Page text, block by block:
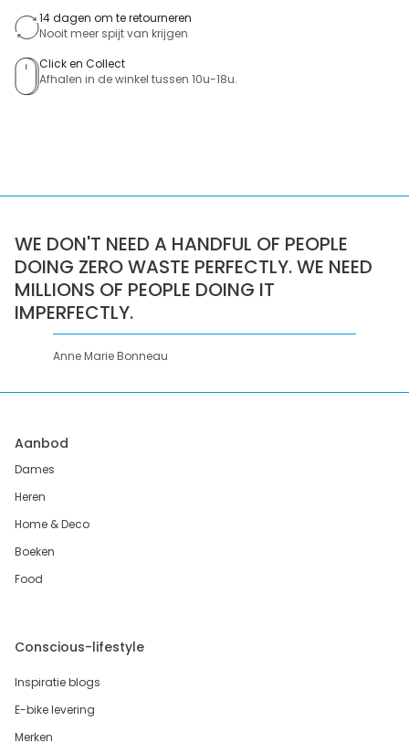
14 dagen om te retourneren
Nooit meer spijt van krijgen
Click en Collect
Afhalen in de winkel tussen 10u-18u.
WE DON'T NEED A HANDFUL OF PEOPLE
DOING ZERO WASTE PERFECTLY. WE NEED
MILLIONS OF PEOPLE DOING IT
IMPERFECTLY.
Anne Marie Bonneau
Aanbod
Dames
Heren
Home & Deco
Boeken
Food
Conscious-lifestyle
Inspiratie blogs
E-bike levering
Merken